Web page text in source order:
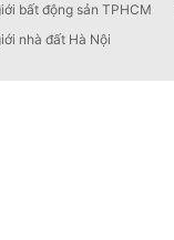
bất động sản TPHCM
nhà đất Hà Nội